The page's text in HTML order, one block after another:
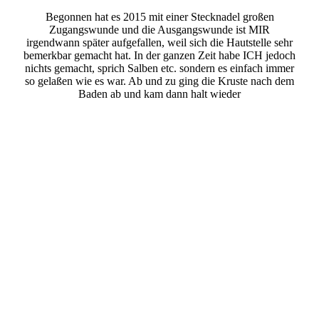
Begonnen hat es 2015 mit einer Stecknadel großen
Zugangswunde und die Ausgangswunde ist MIR
irgendwann später aufgefallen, weil sich die Hautstelle sehr
bemerkbar gemacht hat. In der ganzen Zeit habe ICH jedoch
nichts gemacht, sprich Salben etc. sondern es einfach immer
so gelaßen wie es war. Ab und zu ging die Kruste nach dem
Baden ab und kam dann halt wieder